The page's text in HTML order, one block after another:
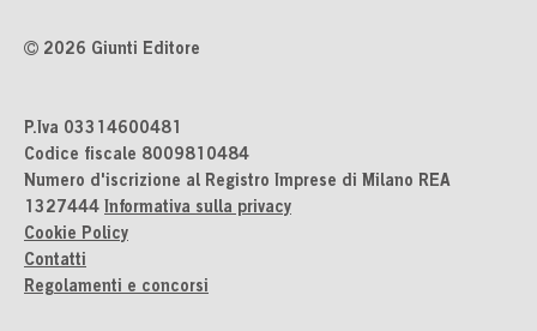
2026 Giunti Editore
P.Iva 03314600481
Codice fiscale 8009810484
Numero d'iscrizione al Registro Imprese di Milano REA
1327444 Informativa sulla privacy
Cookie Policy
Contatti
Regolamenti e concorsi